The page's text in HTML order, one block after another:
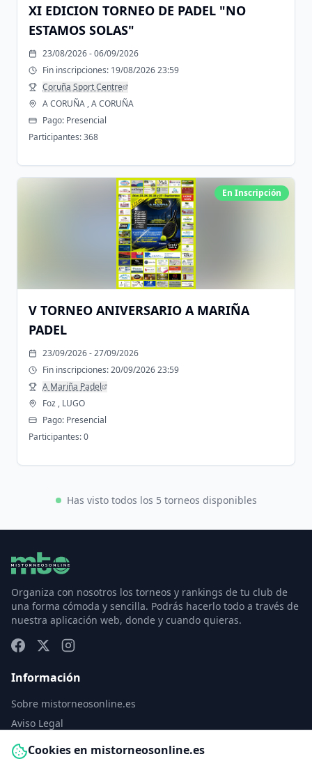
Cookies en mistorneosonline.es
XI EDICION TORNEO DE PADEL "NO
ESTAMOS SOLAS"
23/08/2026 - 06/09/2026
Fin inscripciones: 19/08/2026 23:59
Coruña Sport Centre
A CORUÑA , A CORUÑA
Pago: Presencial
Participantes:368
En Inscripción
V TORNEO ANIVERSARIO A MARIÑA
PADEL
23/09/2026 - 27/09/2026
Fin inscripciones:20/09/2026 23:59
A Mariña Padel
Foz , LUGO
Pago: Presencial
Participantes:0
Has visto todos los 5 torneos disponibles
Organiza con nosotros los torneos y rankings de tu club de
una forma cómoda y sencilla. Podrás hacerlo todo a través de
nuestra aplicación web, donde y cuando quieras.
Información
Sobre mistorneosonline.es
Aviso Legal
Política de Privacidad